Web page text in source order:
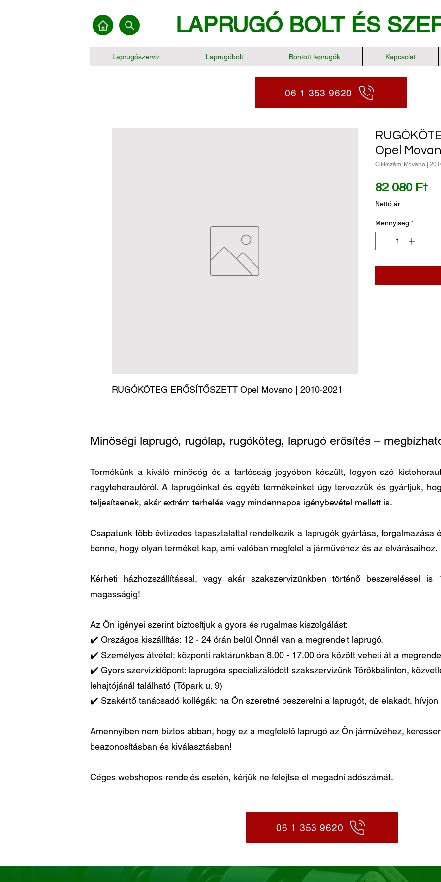
LAPRUGÓ BOLT ÉS
Laprugószerviz Laprugóbolt Bontott laprugók Kapcsolat
06 1 353 9620
RUGÓKÖTEG ERŐSÍTŐSZETT Opel Movano | 2010-2021
Opel
Cikkszám: Movano |
82 080 FtÁr
Nettó ár
Mennyiség *
Minőségi laprugó, rugólap, rugóköteg, laprugó erősítés –
Termékünk a kiváló minőség és a tartósság jegyében készült, legyen szó
nagyteherautóról. A laprugóinkat és egyéb termékeinket úgy tervezzük és gyártjuk,
teljesítsenek, akár extrém terhelés vagy mindennapos igénybevétel mellett is.
Csapatunk több évtizedes tapasztalattal rendelkezik a laprugók gyártása, forgalmazása
benne, hogy olyan terméket kap, ami valóban megfelel a járművéhez és az elvárásaihoz.
Kérheti házhozszállítással, vagy akár szakszervizünkben történő beszereléssel
magasságig!
Az Ön igényei szerint biztosítjuk a gyors és rugalmas kiszolgálást:
✔️ Országos kiszállítás: 12 - 24 órán belül Önnél van a megrendelt laprugó.
✔️ Személyes átvétel: központi raktárunkban 8.00 - 17.00 óra között veheti át a
✔️ Gyors szervizidőpont: laprugóra specializálódott szakszervizünk Törökbálinton,
lehajtójánál található (Tópark u. 9)
✔️ Szakértő tanácsadó kollégák: ha Ön szeretné beszerelni a laprugót, de elakadt,
Amennyiben nem biztos abban, hogy ez a megfelelő laprugó az Ön járművéhez,
beazonosításban és kiválasztásban!
Céges webshopos rendelés esetén, kérjük ne felejtse el megadni adószámát.
06 1 353 9620